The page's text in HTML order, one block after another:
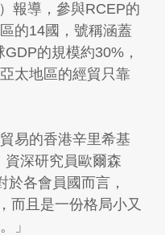
報導，參與RCEP的
的14國，號稱涵蓋
的規模約30%，
太地區的經貿只靠
易的香港辛里希基
深研究員歐爾森
於各會員國而言，
而且是一份格局小又
」